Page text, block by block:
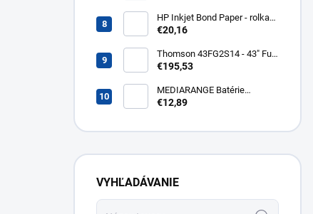
850nm VCSEL, LC dup., DMI ,
DELL komp.. SFP-PLUS-SR-
HP Inkjet Bond Paper - rolka
24'' Q1396A
€20,16
Thomson 43FG2S14 - 43" Full
HD, Google TV, LED, čierny
€195,53
MEDIARANGE Batérie
nabíjateľné AAA, USB-C, 4ks
€12,89
VYHĽADÁVANIE